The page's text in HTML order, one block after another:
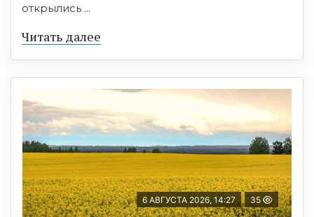
открылись ...
Читать далее
6 АВГУСТА 2026, 14:27 35